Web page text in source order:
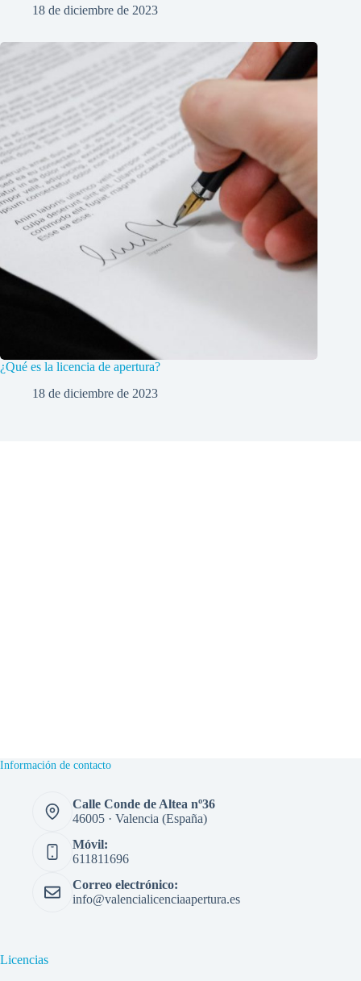
18 de diciembre de 2023
¿Qué es la licencia de apertura?
18 de diciembre de 2023
Información de contacto
Calle Conde de Altea nº36
46005 · Valencia (España)
Móvil:
611811696
Correo electrónico:
info@valencialicenciaapertura.es
Licencias